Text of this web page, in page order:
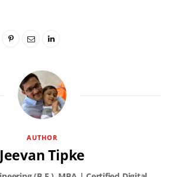
AUTHOR
Jeevan Tipke